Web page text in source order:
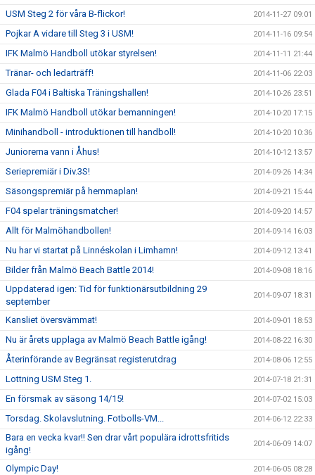
USM Steg 2 för våra B-flickor! 2014-11-27 09:01
Pojkar A vidare till Steg 3 i USM! 2014-11-16 09:54
IFK Malmö Handboll utökar styrelsen! 2014-11-11 21:44
Tränar- och ledarträff! 2014-11-06 22:03
Glada F04 i Baltiska Träningshallen! 2014-10-26 23:51
IFK Malmö Handboll utökar bemanningen! 2014-10-20 17:15
Minihandboll - introduktionen till handboll! 2014-10-20 10:36
Juniorerna vann i Åhus! 2014-10-12 13:57
Seriepremiär i Div.3S! 2014-09-26 14:34
Säsongspremiär på hemmaplan! 2014-09-21 15:44
F04 spelar träningsmatcher! 2014-09-20 14:57
Allt för Malmöhandbollen! 2014-09-14 16:03
Nu har vi startat på Linnéskolan i Limhamn! 2014-09-12 13:41
Bilder från Malmö Beach Battle 2014! 2014-09-08 18:16
Uppdaterad igen: Tid för funktionärsutbildning 29
september
2014-09-07 18:31
Kansliet översvämmat! 2014-09-01 18:53
Nu är årets upplaga av Malmö Beach Battle igång! 2014-08-22 16:30
Återinförande av Begränsat registerutdrag 2014-08-06 12:55
Lottning USM Steg 1. 2014-07-18 21:31
En försmak av säsong 14/15! 2014-07-02 15:03
Torsdag. Skolavslutning. Fotbolls-VM... 2014-06-12 22:33
Bara en vecka kvar!! Sen drar vårt populära idrottsfritids
igång!
2014-06-09 14:07
Olympic Day! 2014-06-05 08:28